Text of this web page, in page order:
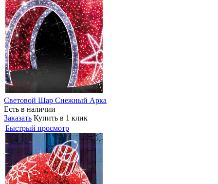
Световой Шар Снежный Арка
Есть в наличии
Заказать Купить в 1 клик
Быстрый просмотр